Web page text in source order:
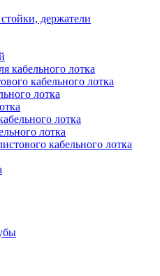
держатели
кабельного лотка
кабельного лотка
лотка
лотка
лотка
кабельного лотка